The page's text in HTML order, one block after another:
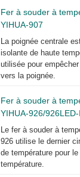
Fer à souder à
YIHUA-907
La poignée centrale
isolante de haute
utilisée pour
vers la poignée.
Fer à souder à
YIHUA-926/926LED-
Le fer à souder à
926 utilise le dernier
de température pour
température.